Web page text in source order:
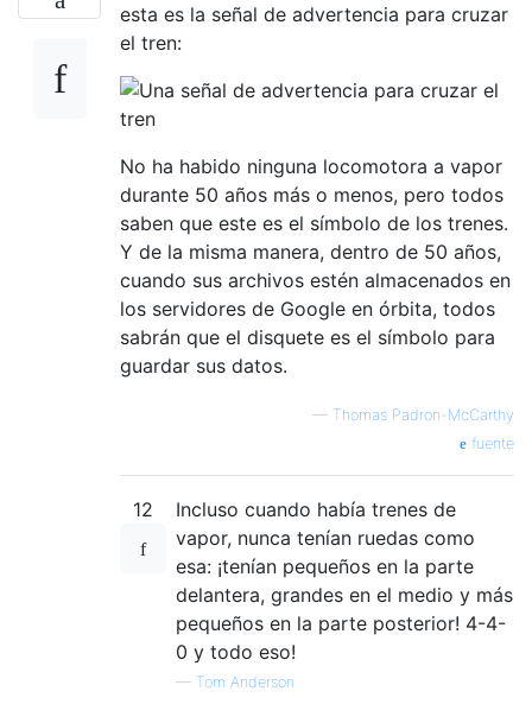
esta es la señal de advertencia para cruzar
el tren:
No ha habido ninguna locomotora a vapor
durante 50 años más o menos, pero todos
saben que este es el símbolo de los trenes.
Y de la misma manera, dentro de 50 años,
cuando sus archivos estén almacenados en
los servidores de Google en órbita, todos
sabrán que el disquete es el símbolo para
guardar sus datos.
— Thomas Padron-McCarthy
fuente
12
Incluso cuando había trenes de
vapor, nunca tenían ruedas como
esa: ¡tenían pequeños en la parte
delantera, grandes en el medio y más
pequeños en la parte posterior! 4-4-
0 y todo eso!
— Tom Anderson